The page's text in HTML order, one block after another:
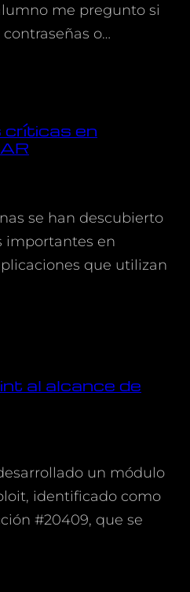
me pregunto si
o…
críticas en
se han descubierto
importantes en
que utilizan
al alcance de
un módulo
identificado como
#20409, que se